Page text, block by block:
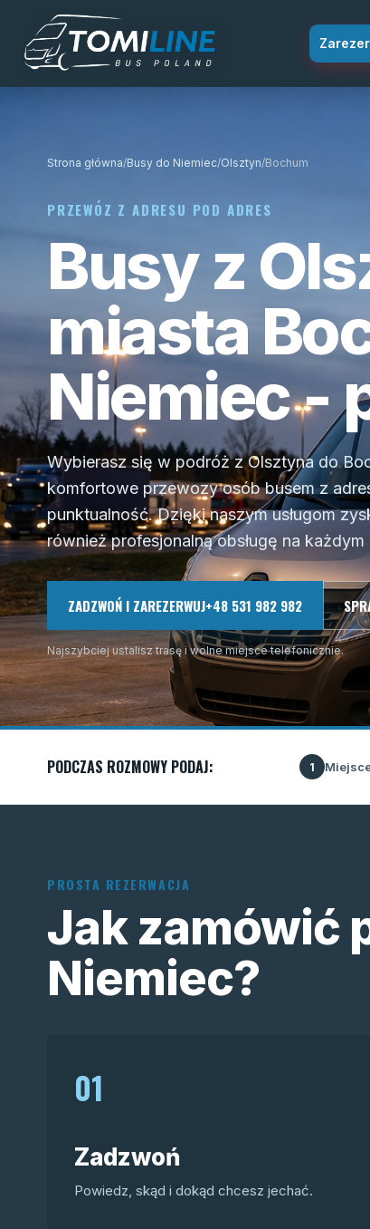
Przejdź do treści
Strona główna/Busy do Niemiec/Olsztyn/Bochum
PRZEWÓZ Z ADRESU POD ADRES
Busy z
miasta
Niemiec -
Wybierasz się w podróż z Olsztyna do
komfortowe przewozy osób busem z
punktualność. Dzięki naszym usługom
również profesjonalną obsługę na
ZADZWOŃ I ZAREZERWUJ+48 531 982 982
Najszybciej ustalisz trasę i wolne miejsce telefonicznie.
PODCZAS ROZMOWY PODAJ: 1
PROSTA REZERWACJA
Jak zamówić
Niemiec?
01
Zadzwoń
Powiedz, skąd i dokąd chcesz jechać.